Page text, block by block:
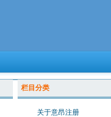
栏目分类
关于意昂注册